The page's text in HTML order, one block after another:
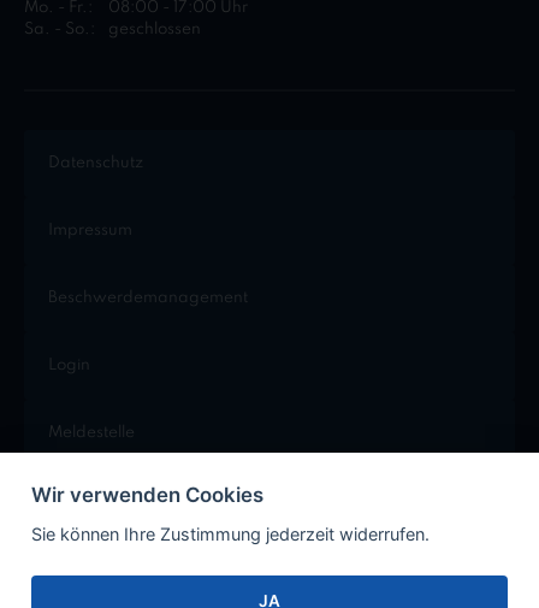
Mo. - Fr.:
08:00 - 17:00 Uhr
Sa. - So.:
geschlossen
Datenschutz
Impressum
Beschwerdemanagement
Login
Meldestelle
Cookie Einstellungen
Wir verwenden Cookies
Sie können Ihre Zustimmung jederzeit widerrufen.
JA